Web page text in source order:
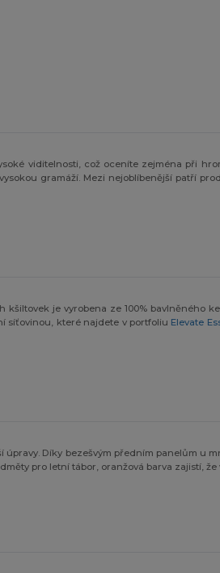
viditelnosti, což oceníte zejména při
gramáží. Mezi nejoblíbenější patří
kšiltovek je vyrobena ze 100%
síťovinou, které najdete v portfoliu Elevate
Díky bezešvým předním panelům u
pro letní tábor, oranžová barva zajistí,